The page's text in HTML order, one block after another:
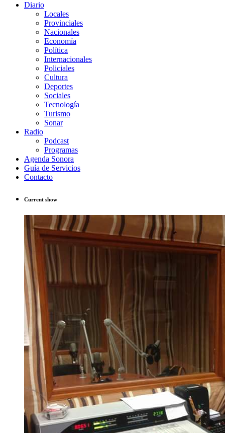
Diario
Locales
Provinciales
Nacionales
Economía
Política
Internacionales
Policiales
Cultura
Deportes
Sociales
Tecnología
Turismo
Sonar
Radio
Podcast
Programas
Agenda Sonora
Guía de Servicios
Contacto
Current show